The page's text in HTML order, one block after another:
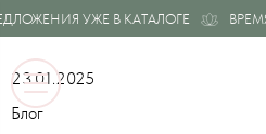
УЖЕ В КАТАЛОГЕ ВРЕМЯ
23.01.2025
Блог